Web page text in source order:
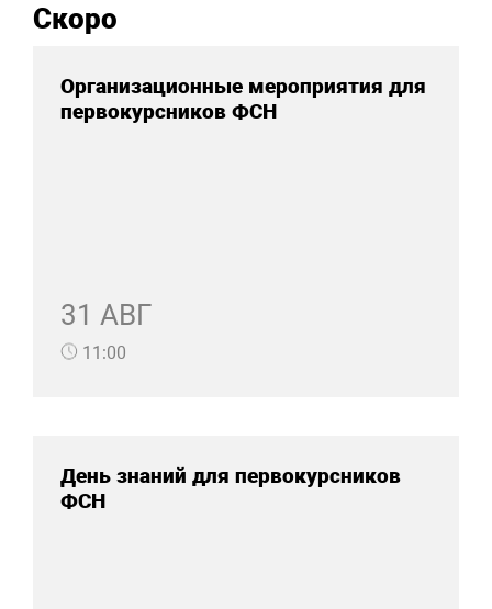
Скоро
Организационные мероприятия для
первокурсников ФСН
31 АВГ
11:00
День знаний для первокурсников
ФСН